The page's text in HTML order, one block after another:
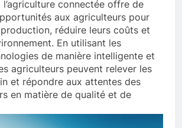
l’agriculture connectée offre de
aux agriculteurs pour
réduire leurs coûts et
En utilisant les
de manière intelligente et
agriculteurs peuvent relever les
et répondre aux attentes des
en matière de qualité et de